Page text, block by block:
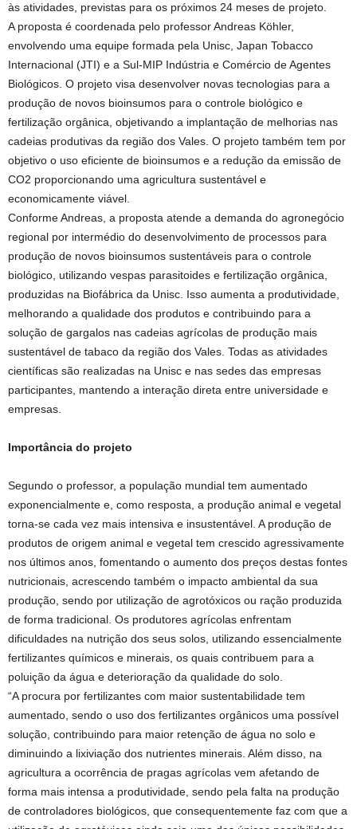
às atividades, previstas para os próximos 24 meses de projeto.
A proposta é coordenada pelo professor Andreas Köhler,
envolvendo uma equipe formada pela Unisc, Japan Tobacco
Internacional (JTI) e a Sul-MIP Indústria e Comércio de Agentes
Biológicos. O projeto visa desenvolver novas tecnologias para a
produção de novos bioinsumos para o controle biológico e
fertilização orgânica, objetivando a implantação de melhorias nas
cadeias produtivas da região dos Vales. O projeto também tem por
objetivo o uso eficiente de bioinsumos e a redução da emissão de
CO2 proporcionando uma agricultura sustentável e
economicamente viável.
Conforme Andreas, a proposta atende a demanda do agronegócio
regional por intermédio do desenvolvimento de processos para
produção de novos bioinsumos sustentáveis para o controle
biológico, utilizando vespas parasitoides e fertilização orgânica,
produzidas na Biofábrica da Unisc. Isso aumenta a produtividade,
melhorando a qualidade dos produtos e contribuindo para a
solução de gargalos nas cadeias agrícolas de produção mais
sustentável de tabaco da região dos Vales. Todas as atividades
científicas são realizadas na Unisc e nas sedes das empresas
participantes, mantendo a interação direta entre universidade e
empresas.
Importância do projeto
Segundo o professor, a população mundial tem aumentado
exponencialmente e, como resposta, a produção animal e vegetal
torna-se cada vez mais intensiva e insustentável. A produção de
produtos de origem animal e vegetal tem crescido agressivamente
nos últimos anos, fomentando o aumento dos preços destas fontes
nutricionais, acrescendo também o impacto ambiental da sua
produção, sendo por utilização de agrotóxicos ou ração produzida
de forma tradicional. Os produtores agrícolas enfrentam
dificuldades na nutrição dos seus solos, utilizando essencialmente
fertilizantes químicos e minerais, os quais contribuem para a
poluição da água e deterioração da qualidade do solo.
“A procura por fertilizantes com maior sustentabilidade tem
aumentado, sendo o uso dos fertilizantes orgânicos uma possível
solução, contribuindo para maior retenção de água no solo e
diminuindo a lixiviação dos nutrientes minerais. Além disso, na
agricultura a ocorrência de pragas agrícolas vem afetando de
forma mais intensa a produtividade, sendo pela falta na produção
de controladores biológicos, que consequentemente faz com que a